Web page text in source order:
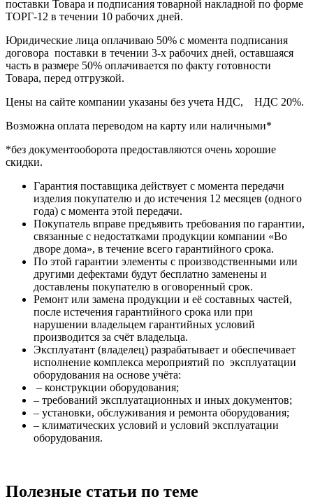
поставки Товара и подписания товарной накладной по форме
ТОРГ-12 в течении 10 рабочих дней.
Юридические лица оплачиваю 50% с момента подписания
договора поставки в течении 3-х рабочих дней, оставшаяся
часть в размере 50% оплачивается по факту готовности
Товара, перед отгрузкой.
Цены на сайте компании указаны без учета НДС, НДС 20%.
Возможна оплата переводом на карту или наличными*
*без документооборота предоставляются очень хорошие
скидки.
Гарантия поставщика действует с момента передачи
изделия покупателю и до истечения 12 месяцев (одного
года) с момента этой передачи.
Покупатель вправе предъявить требования по гарантии,
связанные с недостатками продукции компании «Во
дворе дома», в течение всего гарантийного срока.
По этой гарантии элементы с производственными или
другими дефектами будут бесплатно заменены и
доставлены покупателю в оговоренный срок.
Ремонт или замена продукции и её составных частей,
после истечения гарантийного срока или при
нарушении владельцем гарантийных условий
производится за счёт владельца.
Эксплуатант (владелец) разрабатывает и обеспечивает
исполнение комплекса мероприятий по эксплуатации
оборудования на основе учёта:
– конструкции оборудования;
– требований эксплуатационных и иных документов;
– установки, обслуживания и ремонта оборудования;
– климатических условий и условий эксплуатации
оборудования.
Полезные статьи по теме